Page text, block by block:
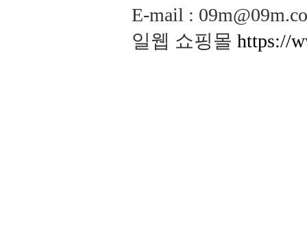
E-mail :
일웹 쇼핑몰 https://